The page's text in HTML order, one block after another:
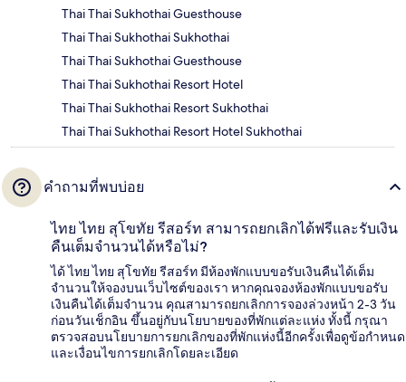
Thai Thai Sukhothai Guesthouse
Thai Thai Sukhothai Sukhothai
Thai Thai Sukhothai Guesthouse
Thai Thai Sukhothai Resort Hotel
Thai Thai Sukhothai Resort Sukhothai
Thai Thai Sukhothai Resort Hotel Sukhothai
คำถามที่พบบ่อย
ไทย ไทย สุโขทัย รีสอร์ท สามารถยกเลิกได้ฟรีและรับเงิน
คืนเต็มจำนวนได้หรือไม่?
ได้ ไทย ไทย สุโขทัย รีสอร์ท มีห้องพักแบบขอรับเงินคืนได้เต็ม
จำนวนให้จองบนเว็บไซต์ของเรา หากคุณจองห้องพักแบบขอรับ
เงินคืนได้เต็มจำนวน คุณสามารถยกเลิกการจองล่วงหน้า 2-3 วัน
ก่อนวันเช็กอิน ขึ้นอยู่กับนโยบายของที่พักแต่ละแห่ง ทั้งนี้ กรุณา
ตรวจสอบนโยบายการยกเลิกของที่พักแห่งนี้อีกครั้งเพื่อดูข้อกำหนด
และเงื่อนไขการยกเลิกโดยละเอียด